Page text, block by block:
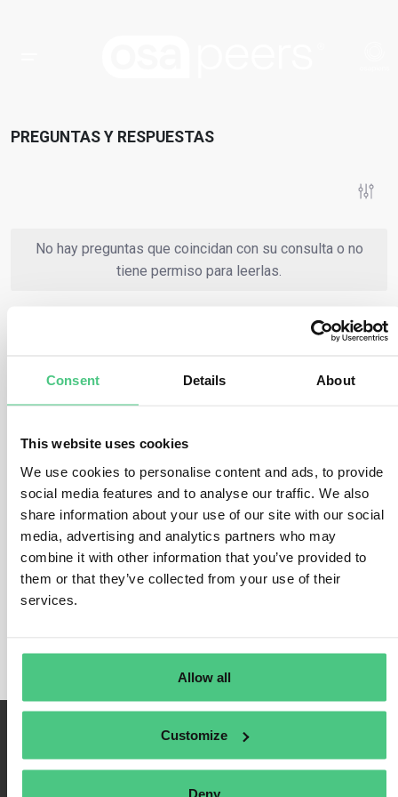
Consent Details About
This website uses cookies
We use cookies to personalise content and ads, to provide
social media features and to analyse our traffic. We also
share information about your use of our site with our social
media, advertising and analytics partners who may
combine it with other information that you’ve provided to
them or that they’ve collected from your use of their
services.
Allow all
Customize
Deny
PREGUNTAS Y RESPUESTAS
No hay preguntas que coincidan con su consulta o no
tiene permiso para leerlas.
preguntas respondidas relacionadas con
. Para refinar la relevancia de
su solicitud, puede filtrar esta lista de resultados
directamente según una de las siguientes
subcategorías en cualquier momento: